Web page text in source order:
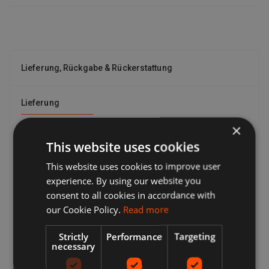
Lieferung, Rückgabe & Rückerstattung
Lieferung
Verkäufer bieten eine Reihe von Lieferoptionen an, sodass
Sie die für Sie am besten geeignete auswählen können.
Viele Verkäufer bieten kostenlose Lieferung an. Die
Versandkosten und den voraussichtlichen Liefertermin
finden Sie immer in einer Auflistung des Verkäufers.
Während der Kaufabwicklung wird eine vollständige Liste
der Lieferoptionen angezeigt. Dies können sein:
Expressversand, Standardversand, Economy-Versand,
Click & Collect, kostenlose lokale Abholung vom Verkäufer.
Kehrt zurück
Ihre Optionen für die Rücksendung eines Artikels hängen
×
This website uses cookies
This website uses cookies to improve user
experience. By using our website you
consent to all cookies in accordance with
our Cookie Policy. Read more
Strictly
necessary
Performance Targeting